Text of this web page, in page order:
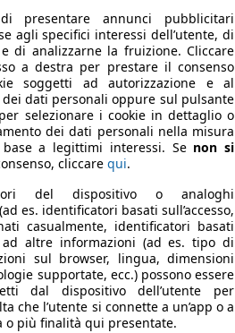
presentare annunci pubblicitari
agli specifici interessi dell’utente, di
di analizzarne la fruizione. Cliccare
a destra per prestare il consenso
soggetti ad autorizzazione e al
dati personali oppure sul pulsante
selezionare i cookie in dettaglio o
dei dati personali nella misura
a legittimi interessi. Se non si
cliccare qui.
del dispositivo o analoghi
es. identificatori basati sull’accesso,
casualmente, identificatori basati
altre informazioni (ad es. tipo di
sul browser, lingua, dimensioni
supportate, ecc.) possono essere
dal dispositivo dell’utente per
che l’utente si connette a un’app o a
o più finalità qui presentate.